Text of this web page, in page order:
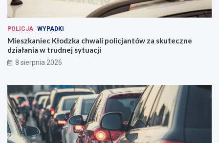
POLICJA WYPADKI
Mieszkaniec Kłodzka chwali policjantów za skuteczne
działania w trudnej sytuacji
8 sierpnia 2026